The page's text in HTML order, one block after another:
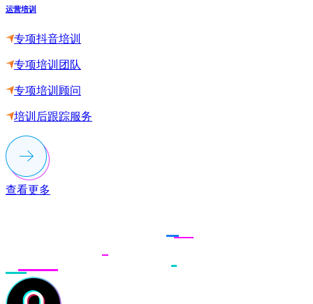
运营培训
专项抖音培训
专项培训团队
专项培训顾问
培训后跟踪服务
查看更多